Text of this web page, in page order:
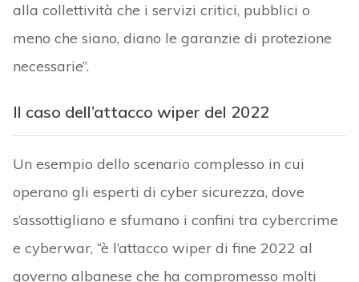
alla collettività che i servizi critici, pubblici o
meno che siano, diano le garanzie di protezione
necessarie”.
Il caso dell’attacco wiper del 2022
Un esempio dello scenario complesso in cui
operano gli esperti di cyber sicurezza, dove
s’assottigliano e sfumano i confini tra cybercrime
e cyberwar, “è l’attacco wiper di fine 2022 al
governo albanese che ha compromesso molti